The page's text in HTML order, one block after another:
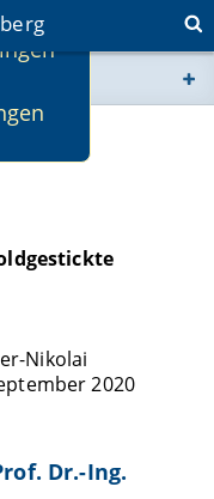
Nikolai
2020
Dr.-Ing.